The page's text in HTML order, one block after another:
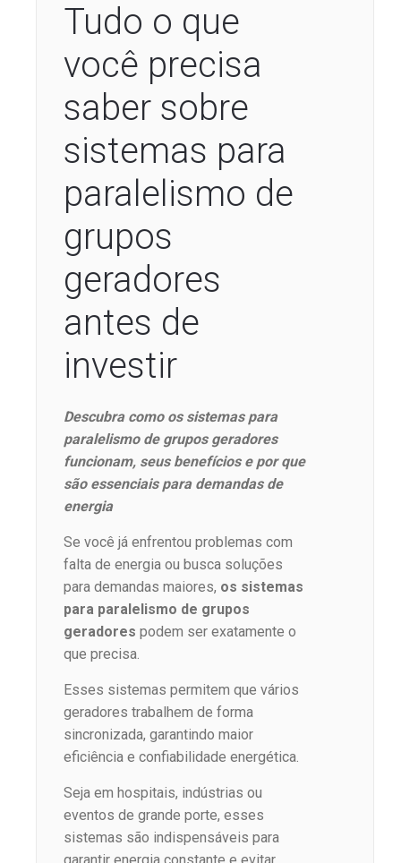
Tudo o que
você precisa
saber sobre
sistemas para
paralelismo de
grupos
geradores
antes de
investir
Descubra como os sistemas para
paralelismo de grupos geradores
funcionam, seus benefícios e por que
são essenciais para demandas de
energia
Se você já enfrentou problemas com
falta de energia ou busca soluções
para demandas maiores, os sistemas
para paralelismo de grupos
geradores podem ser exatamente o
que precisa.
Esses sistemas permitem que vários
geradores trabalhem de forma
sincronizada, garantindo maior
eficiência e confiabilidade energética.
Seja em hospitais, indústrias ou
eventos de grande porte, esses
sistemas são indispensáveis para